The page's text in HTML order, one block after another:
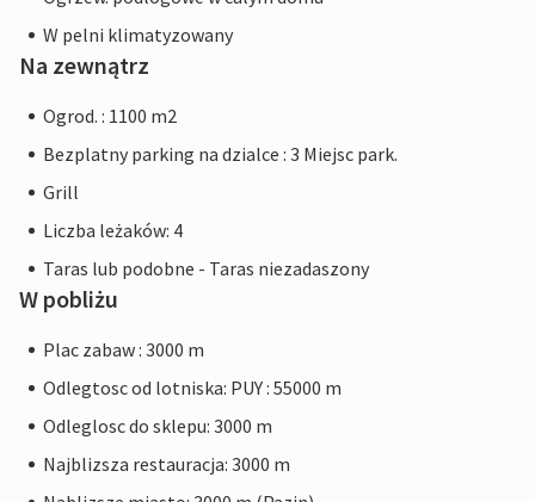
W pelni klimatyzowany
Na zewnątrz
Ogrod. : 1100 m2
Bezplatny parking na dzialce : 3 Miejsc park.
Grill
Liczba leżaków: 4
Taras lub podobne - Taras niezadaszony
W pobliżu
Plac zabaw : 3000 m
Odlegtosc od lotniska: PUY : 55000 m
Odleglosc do sklepu: 3000 m
Najblizsza restauracja: 3000 m